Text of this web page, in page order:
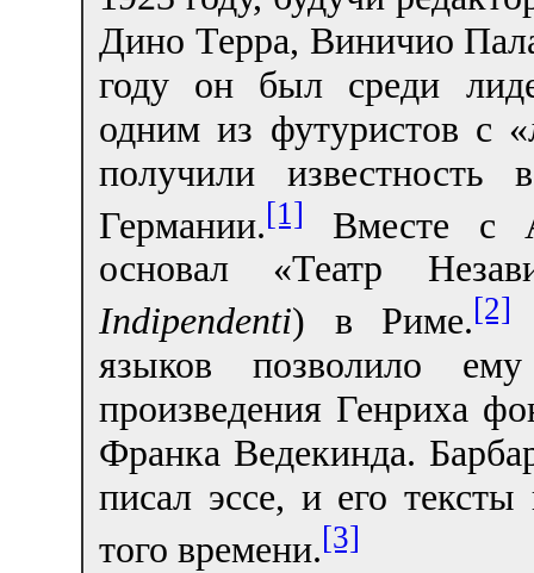
Дино Терра, Виничио
году он был среди
одним из футуристов с
получили
Германии.[1]
Вместе c
основал «Театр
Indipendenti) в Риме.[2]
языков позволило
произведения Генриха
Франка Ведекинда.
писал эссе, и его
того времени.[3]